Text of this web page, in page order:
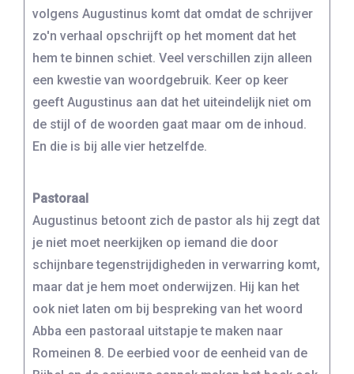
volgens Augustinus komt dat omdat de schrijver
zo'n verhaal opschrijft op het moment dat het
hem te binnen schiet. Veel verschillen zijn alleen
een kwestie van woordgebruik. Keer op keer
geeft Augustinus aan dat het uiteindelijk niet om
de stijl of de woorden gaat maar om de inhoud.
En die is bij alle vier hetzelfde.
Pastoraal
Augustinus betoont zich de pastor als hij zegt dat
je niet moet neerkijken op iemand die door
schijnbare tegenstrijdigheden in verwarring komt,
maar dat je hem moet onderwijzen. Hij kan het
ook niet laten om bij bespreking van het woord
Abba een pastoraal uitstapje te maken naar
Romeinen 8. De eerbied voor de eenheid van de